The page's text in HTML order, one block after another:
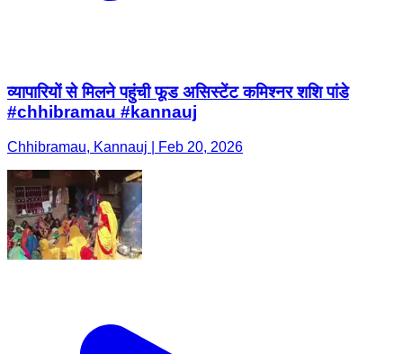
व्यापारियों से मिलने पहुंची फूड असिस्टेंट कमिश्नर शशि पांडे
#chhibramau #kannauj
Chhibramau, Kannauj | Feb 20, 2026